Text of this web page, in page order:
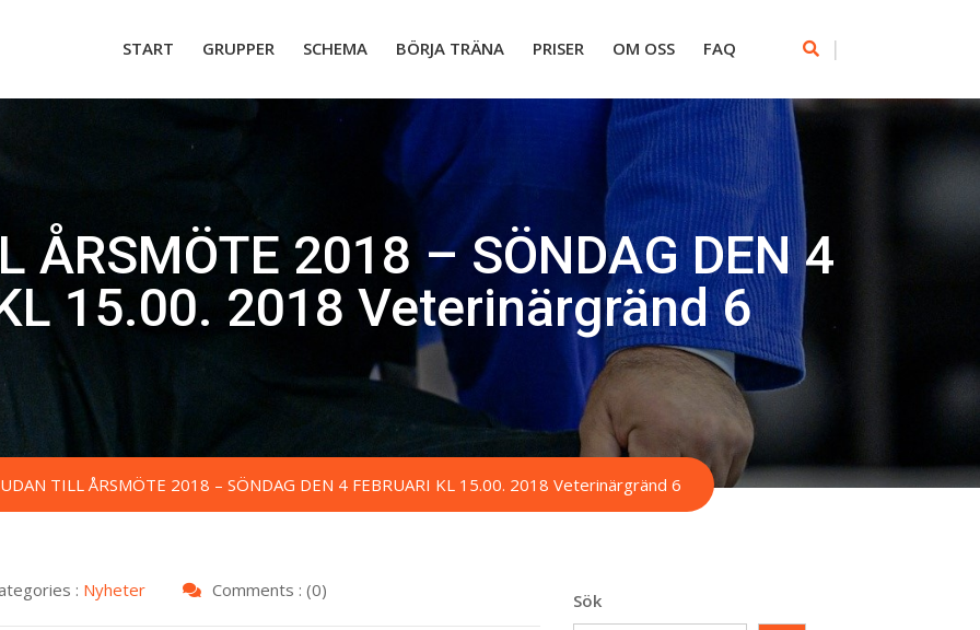
START GRUPPER SCHEMA BÖRJA TRÄNA PRISER OM OSS FAQ |
ÅRSMÖTE 2018 – SÖNDAG DEN 4
15.00. 2018 Veterinärgränd 6
TILL ÅRSMÖTE 2018 – SÖNDAG DEN 4 FEBRUARI KL 15.00. 2018 Veterinärgränd 6
: Nyheter Comments : (0) Sök